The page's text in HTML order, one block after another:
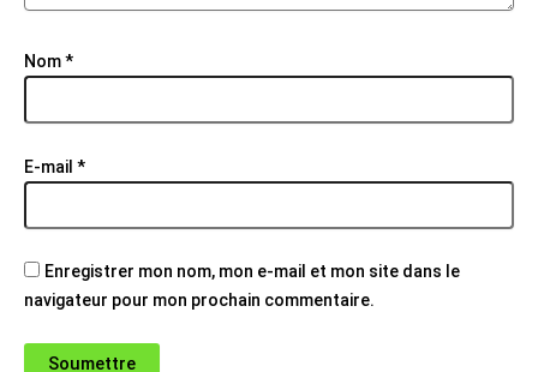
Nom*
E-mail *
Enregistrer mon nom, mon e-mail et mon site dans le
navigateur pour mon prochain commentaire.